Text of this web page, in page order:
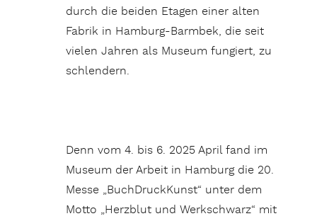
durch die beiden Etagen einer alten
Fabrik in Hamburg-Barmbek, die seit
vielen Jahren als Museum fungiert, zu
schlendern.
Denn vom 4. bis 6. 2025 April fand im
Museum der Arbeit in Hamburg die 20.
Messe „BuchDruckKunst“ unter dem
Motto „Herzblut und Werkschwarz“ mit